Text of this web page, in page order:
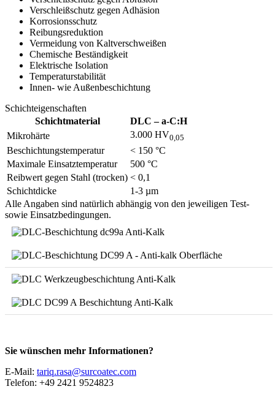
Verschleißschutz gegen Adhäsion
Korrosionsschutz
Reibungsreduktion
Vermeidung von Kaltverschweißen
Chemische Beständigkeit
Elektrische Isolation
Temperaturstabilität
Innen- wie Außenbeschichtung
Schichteigenschaften
Schichtmaterial
DLC – a-C:H
Mikrohärte
3.000 HV0,05
Beschichtungstemperatur
< 150 °C
Maximale Einsatztemperatur
500 °C
Reibwert gegen Stahl (trocken) < 0,1
Schichtdicke
1-3 µm
Alle Angaben sind natürlich abhängig von den jeweiligen Test-
sowie Einsatzbedingungen.
Sie wünschen mehr Informationen?
E-Mail: tariq.rasa@surcoatec.com
Telefon: +49 2421 9524823